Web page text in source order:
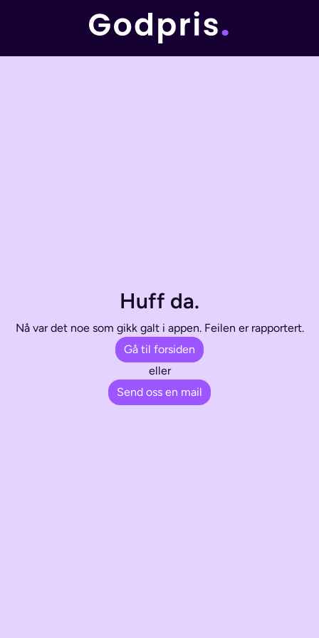
Huff da.
Nå var det noe som gikk galt i appen. Feilen er rapportert.
Gå til forsiden
eller
Send oss en mail